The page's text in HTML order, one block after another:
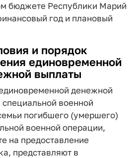
бюджете Республики Марий
год и плановый
и порядок
единовременной
выплаты
денежной
военной
погибшего (умершего)
военной операции,
на предоставление
представляют в